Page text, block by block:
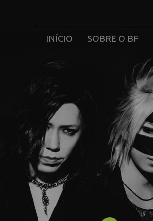
INÍCIO SOBRE O BF